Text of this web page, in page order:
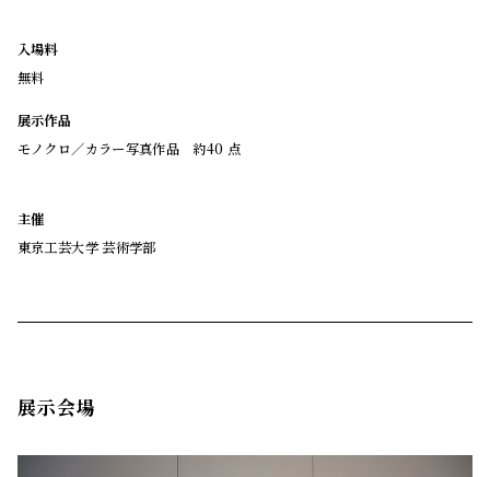
入場料
無料
展示作品
モノクロ／カラー写真作品 約40 点
主催
東京工芸大学 芸術学部
展示会場